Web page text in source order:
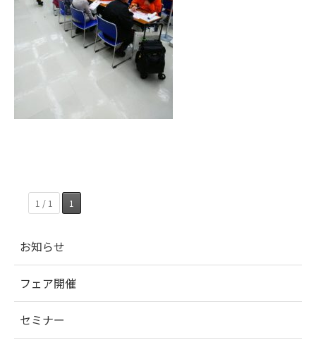
1 / 1 1
お知らせ
フェア開催
セミナー